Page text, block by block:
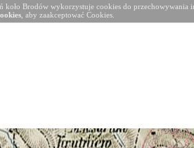
koło Brodów wykorzystuje cookies do
, aby zaakceptować Cookies.